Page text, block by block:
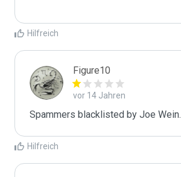
Hilfreich
Figure10
vor 14 Jahren
Spammers blacklisted by Joe Wein.
Hilfreich